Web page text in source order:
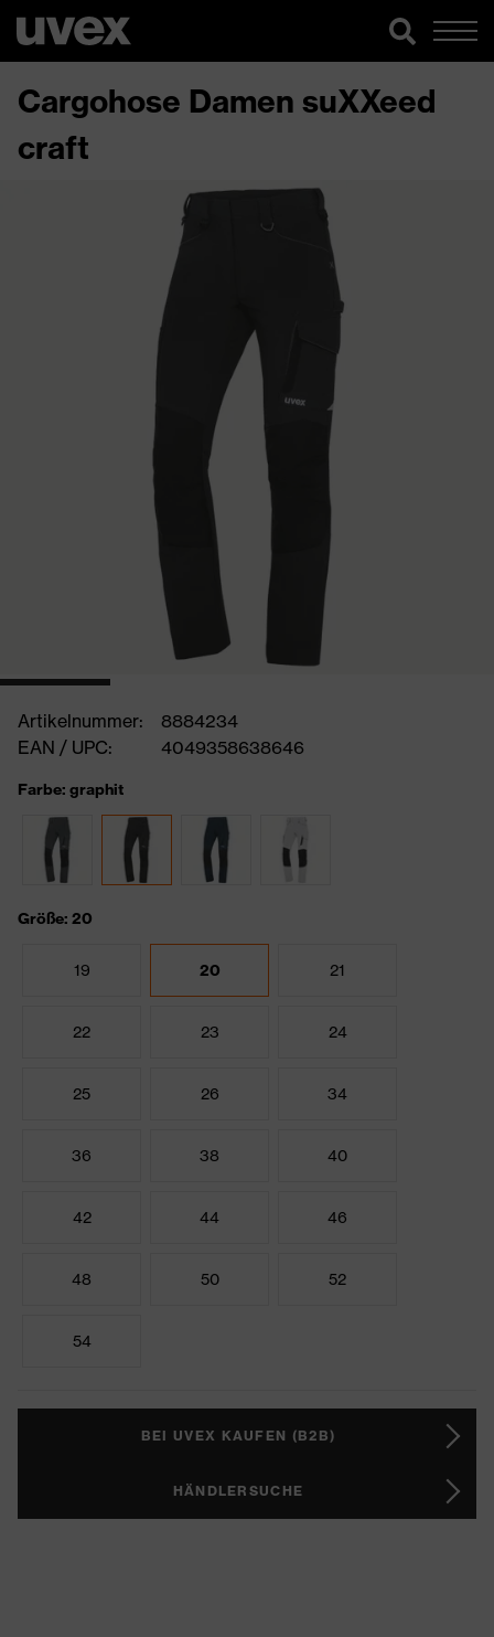
Cargohose Damen suXXeed
craft
Artikelnummer:
8884234
EAN / UPC:
4049358638646
Farbe: graphit
Größe: 20
19 20 21
22 23 24
25 26 34
36 38 40
42 44 46
48 50 52
54
BEI UVEX KAUFEN (B2B)
HÄNDLERSUCHE